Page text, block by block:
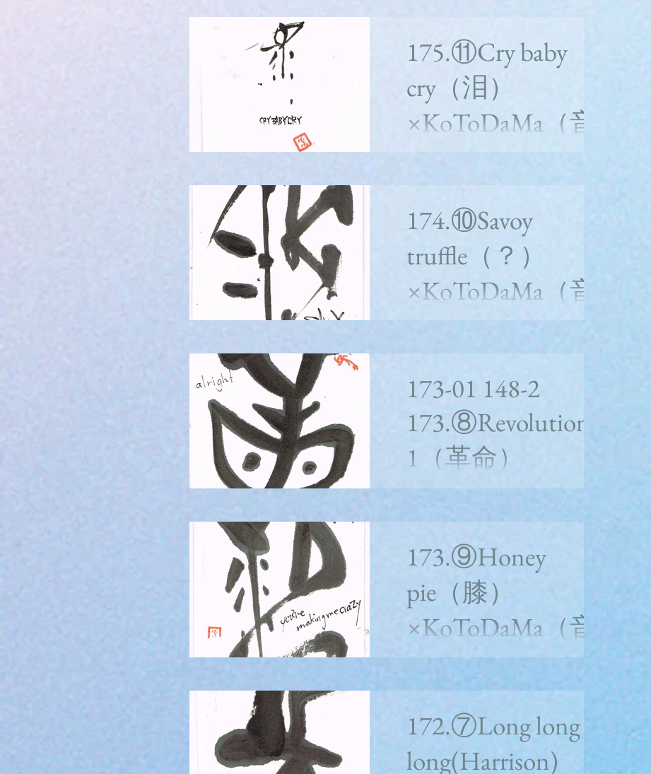
9（革命９）＜水分意訳ポエム＞ 憲法を変え
るんだって いや、そんなことより君の頭の
中を変えてあげたい 制度がいけないって そ
れよりも心を自由にもったほうがいい。...
175.⑪Cry baby
cry（泪）
×KoToDaMa（音
楽と言霊）
ている女なんだ。分別ある、 whitealbum2枚
目の１１曲目175.⑪Cry baby cry（泪）＜水
分意訳ポエム＞ 泣いちゃえ!泣いちゃえ！ マ
マは何でも知っている女なんだ。...
174.⑩Savoy
truffle（？）
×KoToDaMa（音
楽と言霊）
のとおり、食は人なり！ 甘いのに、酸っぱ
い！ 全部、捨てなきゃいけない ヨガの極
意、金の骨。。。？ 文字解説 ★ビートルズ
アルバム古代文字アートとして表現しており
ま...
173-01 148-2
173.⑧Revolution
1（革命）
×KoToDaMa（音
楽と言霊）
なんとかなるって！ whitealbum2枚目の８曲
目 148-2 173.⑧Revolution 1（膝）＜水分意訳
ポエム＞ 革命が破壊なら、それは違うな。
システムを変えるっていうけど、お金持ちの
たわごとだ。 まずは身体と頭で、自分のな
かの小さな宇宙を抱きしめてごらん。...
173.⑨Honey
pie（膝）
×KoToDaMa（音
楽と言霊）
pie（膝）＜水分意訳ポエム＞ 膝から全身の
力が抜けてしまうよ！ 彼女は北イングラン
ドなまりのバイトの子だった。そいつが今や
有名になって、 アメリカまで飛んでった。
172.⑦Long long
long(Harrison)